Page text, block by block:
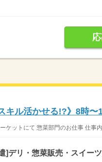
キル活かせる!?》8時
ケットにて 惣菜部門のお仕事 仕事
]デリ・惣菜販売・スイー